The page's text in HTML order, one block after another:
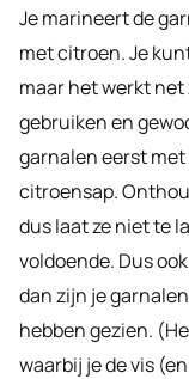
Je marineert de
met citroen. Je
maar het werkt net
gebruiken en
garnalen eerst
citroensap.
dus laat ze niet te
voldoende. Dus
dan zijn je
hebben gezien.
waarbij je de vis